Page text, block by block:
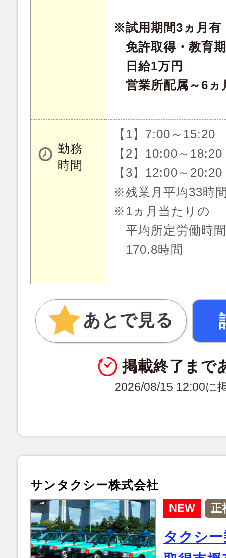
※試用期間3ヵ月有
免許取得・教育
日給1万円
営業所配属～6ヵ
勤務
時間
【1】7:00～15:20
【2】10:00～18:20
【3】12:00～20:20
※残業月平均33時
※1ヵ月当たりの
平均所定労働時間
170.8時間
あとで見る
掲載終了まで
2026/08/15 12:00に
サンタクシー株式会社
NEW 正
タクシ